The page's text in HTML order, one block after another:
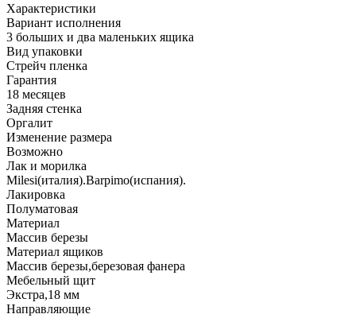
Характеристики
Вариант исполнения
3 больших и два маленьких ящика
Вид упаковки
Стрейч пленка
Гарантия
18 месяцев
Задняя стенка
Оргалит
Изменение размера
Возможно
Лак и морилка
Milesi(италия).Barpimo(испания).
Лакировка
Полуматовая
Материал
Массив березы
Материал ящиков
Массив березы,березовая фанера
Мебельный щит
Экстра,18 мм
Направляющие